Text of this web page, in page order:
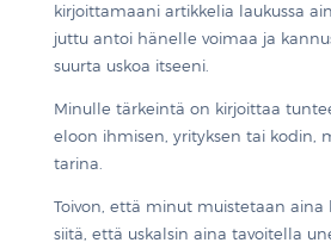
kirjoittamaani artikkelia laukussa
juttu antoi hänelle voimaa ja
suurta uskoa itseeni.
Minulle tärkeintä on kirjoittaa
eloon ihmisen, yrityksen tai kodin,
tarina.
Toivon, että minut muistetaan aina
siitä, että uskalsin aina tavoitella